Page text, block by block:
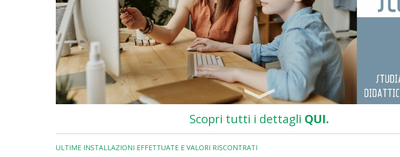
Scopri tutti i dettagli QUI.
ULTIME INSTALLAZIONI EFFETTUATE E VALORI RISCONTRATI